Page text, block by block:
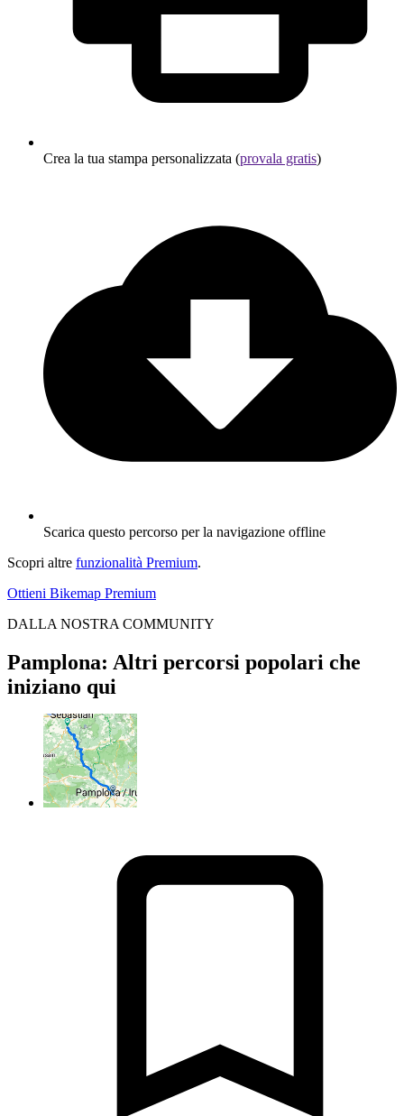
Crea la tua stampa personalizzata (provala gratis)
Scarica questo percorso per la navigazione offline
Scopri altre funzionalità Premium.
Ottieni Bikemap Premium
DALLA NOSTRA COMMUNITY
Pamplona: Altri percorsi popolari che
iniziano qui